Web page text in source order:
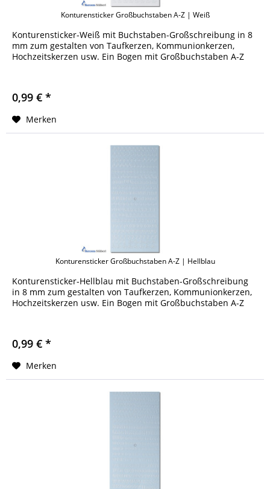
Konturensticker Großbuchstaben A-Z | Weiß
Konturensticker-Weiß mit Buchstaben-Großschreibung in 8
mm zum gestalten von Taufkerzen, Kommunionkerzen,
Hochzeitskerzen usw. Ein Bogen mit Großbuchstaben A-Z
0,99 € *
Merken
Konturensticker Großbuchstaben A-Z | Hellblau
Konturensticker-Hellblau mit Buchstaben-Großschreibung
in 8 mm zum gestalten von Taufkerzen, Kommunionkerzen,
Hochzeitskerzen usw. Ein Bogen mit Großbuchstaben A-Z
0,99 € *
Merken